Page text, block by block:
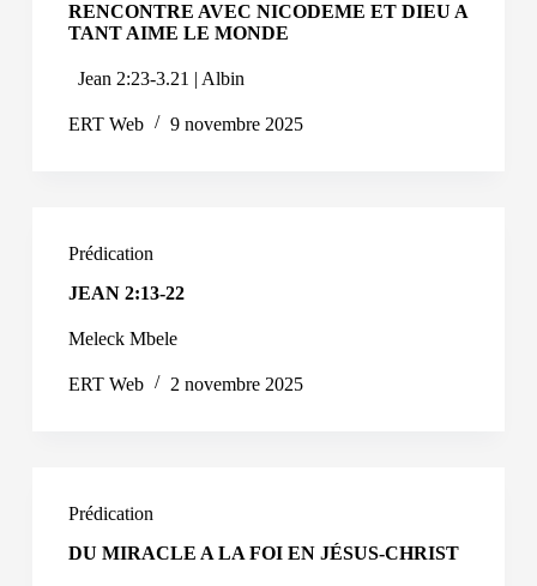
RENCONTRE AVEC NICODEME ET DIEU A
TANT AIME LE MONDE
Jean 2:23-3.21 | Albin
ERT Web 9 novembre 2025
Prédication
JEAN 2:13-22
Meleck Mbele
ERT Web 2 novembre 2025
Prédication
DU MIRACLE A LA FOI EN JÉSUS-CHRIST